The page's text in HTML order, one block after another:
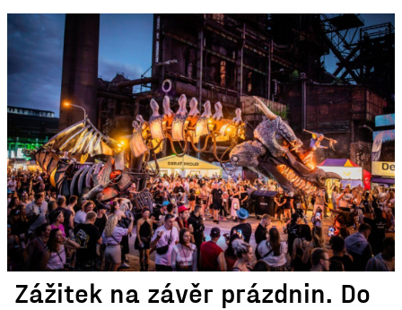
Zážitek na závěr prázdnin. Do